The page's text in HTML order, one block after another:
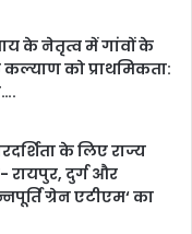
के नेतृत्व में गांवों के
को प्राथमिकता:
के लिए राज्य
रायपुर, दुर्ग और
ग्रेन एटीएम‘ का